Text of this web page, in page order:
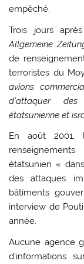
empêché.
Trois jours
Allgemeine
de
terroristes du
avions
d’attaquer
étatsunienne et
En août 2001,
étatsunien «
des attaques
bâtiments
interview de
année.
Aucune agence
d’informations